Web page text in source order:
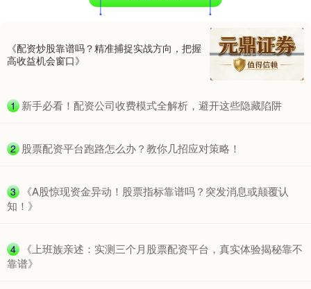
北证50 1134.24 +11.37 +1.01%
创业板指 3563.12 +47.56 +1.35%
《配资炒股靠谱吗？精准捕捉实战方向，把握
高收益机会窗口》
1 ​新手必看！配资公司收费模式全解析，避开这些隐藏陷阱
2 ​股票配资平台跑路怎么办？教你几招应对策略！
3
​《A股惊现资金异动！股票指标靠谱吗？突发消息或颠覆认
知！》
4
​《上班族亲述：实测三个月股票配资平台，真实体验揭秘靠不
靠谱》